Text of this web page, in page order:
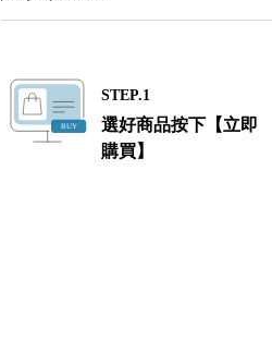
STEP.1
選好商品按下【立即
購買】